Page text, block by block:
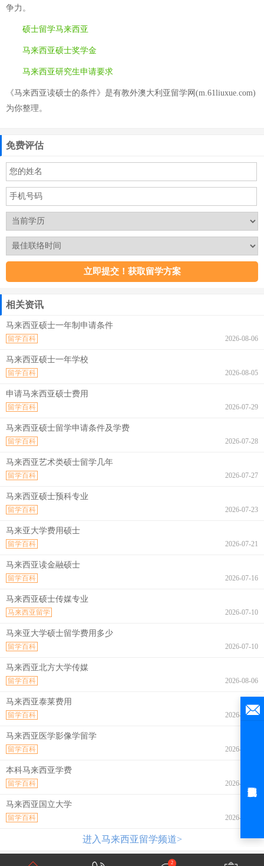
争力。
硕士留学马来西亚
马来西亚硕士奖学金
马来西亚研究生申请要求
《马来西亚读硕士的条件》是有教外澳大利亚留学网(m.61liuxue.com)
为你整理。
免费评估
相关资讯
马来西亚硕士一年制申请条件
2026-08-06
留学百科
马来西亚硕士一年学校
2026-08-05
留学百科
申请马来西亚硕士费用
2026-07-29
留学百科
马来西亚硕士留学申请条件及学费
2026-07-28
留学百科
马来西亚艺术类硕士留学几年
2026-07-27
留学百科
马来西亚硕士预科专业
2026-07-23
留学百科
马来亚大学费用硕士
2026-07-21
留学百科
马来西亚读金融硕士
2026-07-16
留学百科
马来西亚硕士传媒专业
2026-07-10
马来西亚留学
马来亚大学硕士留学费用多少
2026-07-10
留学百科
马来西亚北方大学传媒
2026-08-06
留学百科
马来西亚泰莱费用
2026-08-06
留学百科
马来西亚医学影像学留学
2026-08-06
留学百科
本科马来西亚学费
2026-08-06
留学百科
马来西亚国立大学
2026-08-06
留学百科
进入马来西亚留学频道>
2